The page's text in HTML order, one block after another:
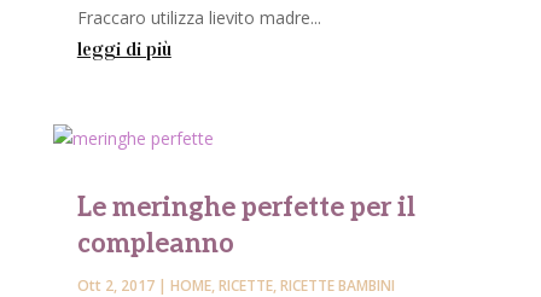
Fraccaro utilizza lievito madre...
leggi di più
Le meringhe perfette per il
compleanno
Ott 2, 2017| HOME,RICETTE,RICETTE BAMBINI